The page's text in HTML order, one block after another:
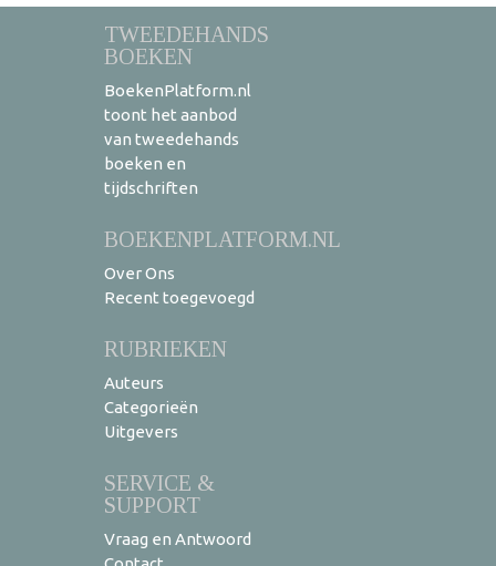
TWEEDEHANDS
BOEKEN
BoekenPlatform.nl
toont het aanbod
van tweedehands
boeken en
tijdschriften
BOEKENPLATFORM.NL
Over Ons
Recent toegevoegd
RUBRIEKEN
Auteurs
Categorieën
Uitgevers
SERVICE &
SUPPORT
Vraag en Antwoord